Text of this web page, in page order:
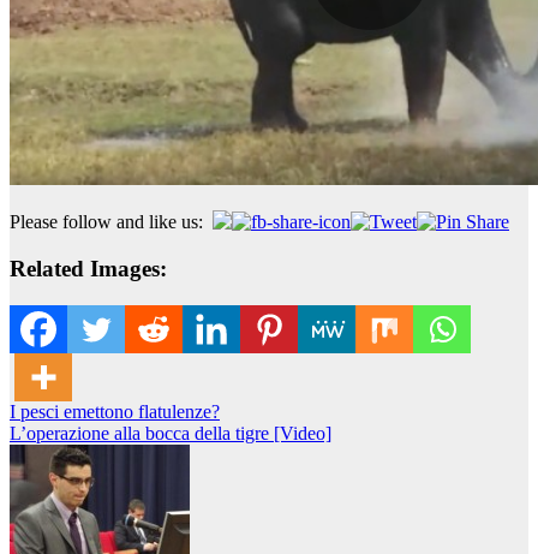
Please follow and like us:
Related Images:
Navigazione
articoli
I pesci emettono flatulenze?
L’operazione alla bocca della tigre [Video]